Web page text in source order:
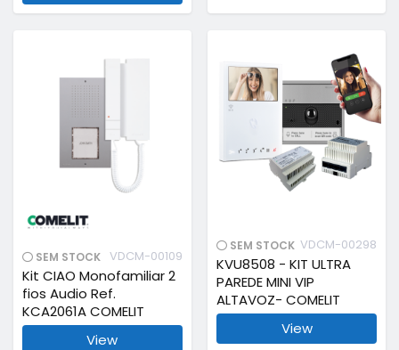
SEM STOCK VDCM-00109
Kit CIAO Monofamiliar 2
fios Audio Ref.
KCA2061A COMELIT
View
SEM STOCK VDCM-00298
KVU8508 - KIT ULTRA
PAREDE MINI VIP
ALTAVOZ- COMELIT
View